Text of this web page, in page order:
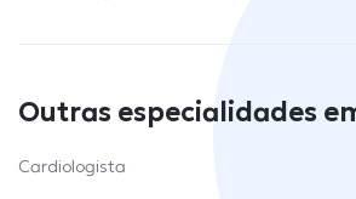
Outras especialidades
Cardiologista